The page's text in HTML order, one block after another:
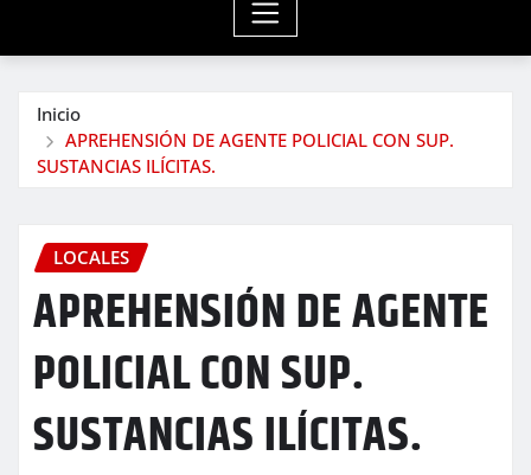
Inicio
APREHENSIÓN DE AGENTE POLICIAL CON SUP.
SUSTANCIAS ILÍCITAS.
LOCALES
APREHENSIÓN DE AGENTE
POLICIAL CON SUP.
SUSTANCIAS ILÍCITAS.